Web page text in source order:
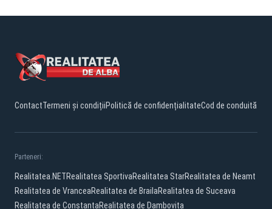
ContactTermeni și condițiiPolitică de confidențialitateCod de conduită
Parteneri:
Realitatea.NETRealitatea SportivaRealitatea StarRealitatea de Neamt
Realitatea de VranceaRealitatea de BrailaRealitatea de Suceava
Realitatea de ConstantaRealitatea de Dambovita